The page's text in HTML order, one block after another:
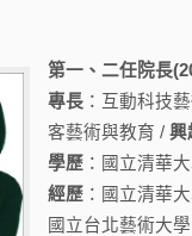
第一、二任院長
專長 ：互動科技
客藝術與教育 / 興
學歷 ：國立清華
經歷 ：國立清華
國立台北藝術大